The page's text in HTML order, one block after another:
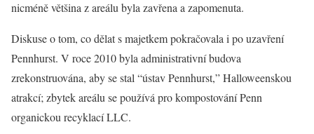
nicméně většina z areálu byla zavřena a zapomenuta.
Diskuse o tom, co dělat s majetkem pokračovala i po uzavření
Pennhurst. V roce 2010 byla administrativní budova
zrekonstruována, aby se stal “ústav Pennhurst,” Halloweenskou
atrakcí; zbytek areálu se používá pro kompostování Penn
organickou recyklací LLC.